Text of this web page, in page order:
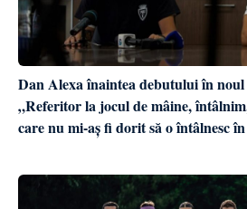
Dan Alexa înaintea debutului în noul
„Referitor la jocul de mâine,
care nu mi-aș fi dorit să o întâlnesc